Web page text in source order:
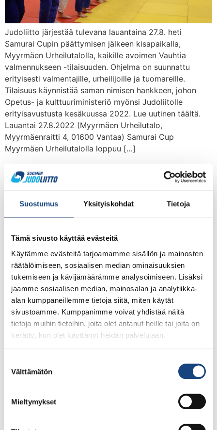
Suostumus Yksityiskohdat Tietoja
Tämä sivusto käyttää evästeitä
Käytämme evästeitä tarjoamamme sisällön ja mainosten
räätälöimiseen, sosiaalisen median ominaisuuksien
tukemiseen ja kävijämäärämme analysoimiseen. Lisäksi
jaamme sosiaalisen median, mainosalan ja analytiikka-
alan kumppaneillemme tietoja siitä, miten käytät
sivustoamme. Kumppanimme voivat yhdistää näitä
tietoja muihin tietoihin, joita olet antanut heille tai joita on
kerätty, kun olet käyttänyt heidän palvelujaan.
valinta
Välttämätön
Mieltymykset
Judoliitto järjestää tulevana lauantaina 27.8. heti
Samurai Cupin päättymisen jälkeen kisapaikalla,
Myyrmäen Urheilutalolla, kaikille avoimen Vauhtia
valmennukseen -tilaisuuden. Ohjelma on suunnattu
erityisesti valmentajille, urheilijoille ja tuomareille.
Tilaisuus käynnistää saman nimisen hankkeen, johon
Opetus- ja kulttuuriministeriö myönsi Judoliitolle
erityisavustusta kesäkuussa 2022. Lue uutinen täältä.
Lauantai 27.8.2022 (Myyrmäen Urheilutalo,
Myyrmäenraitti 4, 01600 Vantaa) Samurai Cup
Myyrmäen Urheilutalolla loppuu […]
Tulossa seuravalmentajien
tekniikkakoulutus: Eetu
Laamanen,
Urheassa
/Urhea Helsinki Mikä olisi parempi tapa aloittaa
Seuravalmentajien tekniikkakoulutuksessa uudessa
upeassa Olympiavalmennuskeskuksessa Helsingissä?